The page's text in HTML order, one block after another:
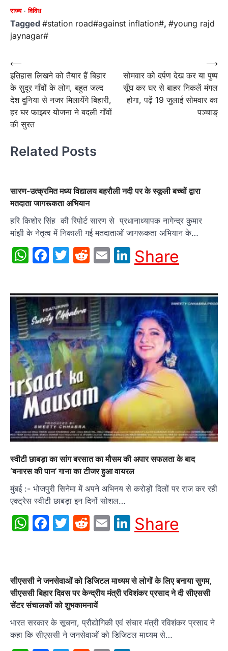
राज्य विविध
Tagged #station road#against inflation#, #young rajd
jaynagar#
Post
navigation
⟵
इतिहास लिखने को तैयार हैं बिहार
के सुदूर गाँवों के लोग, बहुत जल्द
देश दुनिया से नजर मिलायेंगे बिहारी,
हर घर फाइबर योजना ने बदली गाँवों
की सुरत
सोमवार को दर्पण देख कर या पुष्प
सूँघ कर घर से बाहर निकलें मंगल
होगा, पढ़ें 19 जुलाई सोमवार का
पञ्चाङ्
⟶
Related Posts
सारण-उत्क्रमित मध्य विद्यालय बहरौली नदी पर के स्कूली बच्चों द्वारा
मतदाता जागरूकता अभियान
हरि किशोर सिंह की रिपोर्ट सारण से प्रधानाध्यापक नागेन्द्र कुमार
मांझी के नेतृत्व में निकाली गई मतदाताओं जागरूकता अभियान के…
WhatsApp
Facebook
Twitter
Reddit
EmailLinkedIn
Share
स्वीटी छाबड़ा का सांग बरसात का मौसम की अपार सफलता के बाद
‘बनारस की पान’ गाना का टीजर हुआ वायरल
मुंबई :- भोजपुरी सिनेमा में अपने अभिनय से करोड़ों दिलों पर राज कर रही
एक्ट्रेस स्वीटी छाबड़ा इन दिनों सोशल…
WhatsApp
Facebook
Twitter
Reddit
EmailLinkedIn
Share
सीएससी ने जनसेवाओं को डिजिटल माध्यम से लोगों के लिए बनाया सुगम,
सीएससी बिहार दिवस पर केन्द्रीय मंत्री रविशंकर प्रसाद ने दी सीएससी
सेंटर संचालकों को शुभकामनायें
भारत सरकार के सूचना, प्रौद्योगिकी एवं संचार मंत्री रविशंकर प्रसाद ने
कहा कि सीएससी ने जनसेवाओं को डिजिटल माध्यम से…